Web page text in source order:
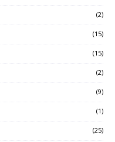
(2)
(15)
(15)
(2)
(9)
(1)
(25)